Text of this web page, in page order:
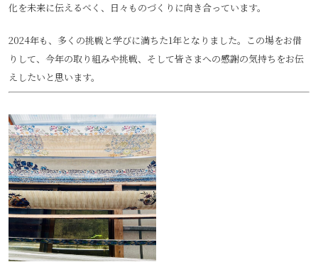
化を未来に伝えるべく、日々ものづくりに向き合っています。
2024年も、多くの挑戦と学びに満ちた1年となりました。この場をお借
りして、今年の取り組みや挑戦、そして皆さまへの感謝の気持ちをお伝
えしたいと思います。